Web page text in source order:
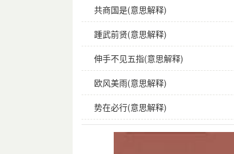
共商国是(意思解释)
踵武前贤(意思解释)
伸手不见五指(意思解释)
欧风美雨(意思解释)
势在必行(意思解释)